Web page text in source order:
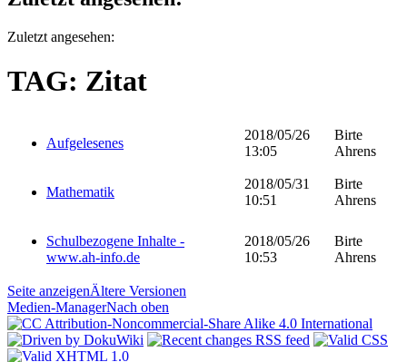
Zuletzt angesehen:
TAG: Zitat
Aufgelesenes
2018/05/26
13:05
Birte
Ahrens
Mathematik
2018/05/31
10:51
Birte
Ahrens
Schulbezogene Inhalte -
www.ah-info.de
2018/05/26
10:53
Birte
Ahrens
Seite anzeigenÄltere Versionen
Medien-ManagerNach oben